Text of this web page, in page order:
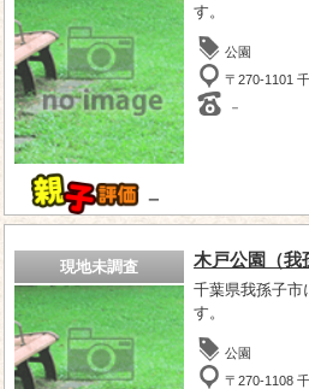
－
す。
公園
〒270-1101
－
現地未調査 木戸公園（我
千葉県我孫子市
す。
公園
〒270-1108